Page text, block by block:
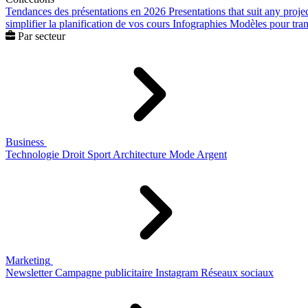
Tendances des présentations en 2026 Presentations that suit any
simplifier la planification de vos cours Infographies Modèles pour
Par secteur
Business
Technologie Droit Sport Architecture Mode Argent
Marketing
Newsletter Campagne publicitaire Instagram Réseaux sociaux